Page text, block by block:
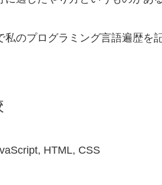
私のプログラミング言語遍歴を記
HTML, CSS